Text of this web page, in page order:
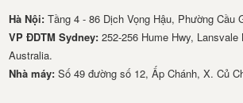
Hà Nội:Tầng 4 - 86 Dịch Vọng Hậu, Phường Cầu
VP ĐDTM Sydney: 252-256 Hume Hwy,
Australia.
Nhà má​y: Số 49 đường số 12, Ấp Chánh, X. Củ